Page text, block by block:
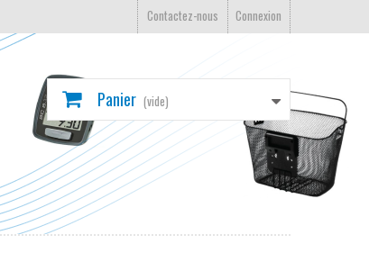
Connexion
Contactez-nous
Panier (vide)